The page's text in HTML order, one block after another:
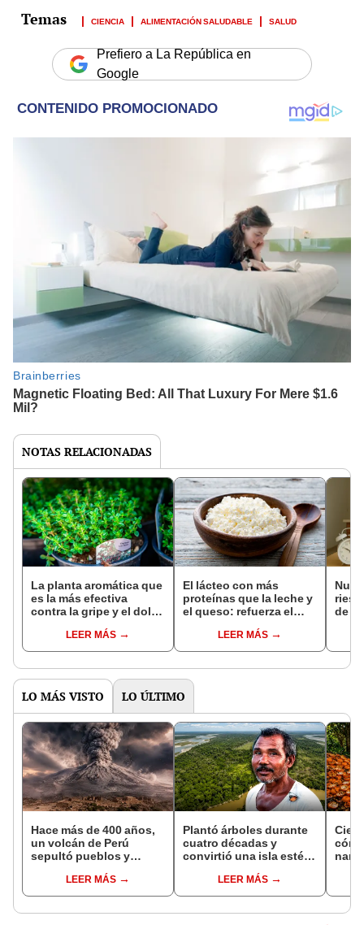
CIENCIA ALIMENTACIÓN SALUDABLE SALUD
Prefiero a La República en
Google
NOTAS RELACIONADAS
La planta aromática que
es la más efectiva
contra la gripe y el dolor
estudiosLEER MÁS
El lácteo con más
proteínas que la leche y
el queso: refuerza el
a controlar el peso
LEER MÁS
de
LO MÁS VISTO LO ÚLTIMO
Hace más de 400 años,
un volcán de Perú
sepultó pueblos y
veranos más fríos de la
historia: sigue bajo
LEER MÁS
Plantó árboles durante
cuatro décadas y
convirtió una isla estéril
hoy supera casi seis
veces al Parque de las
LEER MÁS